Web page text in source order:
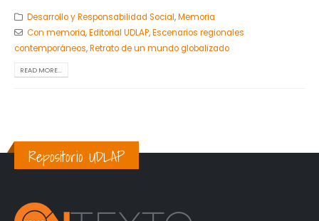
Desarrollo y Responsabilidad Social,Memoria
Con memoria,Editorial UDLAP,Escenarios regionales
contemporáneos,Retrato de un mundo globalizado
READ MORE...
Repositorio UDLAP